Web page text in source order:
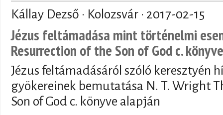
Kállay Dezső · Kolozsvár · 2017-02-15
Jézus feltámadása mint történelmi
Resurrection of the Son of God c.
Jézus feltámadásáról szóló keresztyén
gyökereinek bemutatása N. T. Wright
Son of God c. könyve alapján